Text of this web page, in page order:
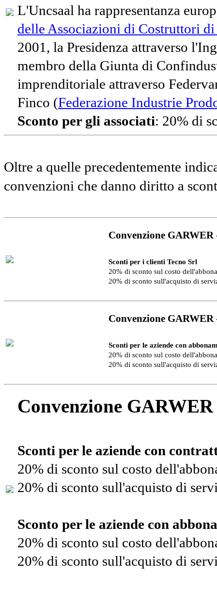
L'Uncsaal ha rappresentanza
delle Associazioni di Costruttori
2001, la Presidenza attraverso
membro della Giunta di
imprenditoriale attraverso
Finco (Federazione Industrie
Sconto per gli associati: 20% di
Oltre a quelle precedentemente
convenzioni che danno diritto a
Convenzione
Sconti per i clienti Tecno Srl
20% di sconto sul costo
20% di sconto sull'acquisto di
Convenzione
Sconti per le aziende con
20% di sconto sul costo
20% di sconto sull'acquisto di
Convenzione
Sconti per le aziende con
20% di sconto sul costo
20% di sconto sull'acquisto di
Sconto per le aziende con
20% di sconto sul costo
20% di sconto sull'acquisto di